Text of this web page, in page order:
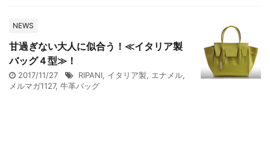
NEWS
甘過ぎない大人に似合う！≪イタリア製
バッグ４型≫！
2017/11/27 RIPANI, イタリア製, エナメル,
メルマガ1127, 牛革バッグ